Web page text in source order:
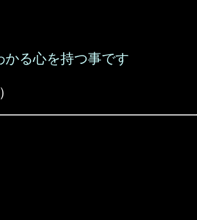
かる心を持つ事です